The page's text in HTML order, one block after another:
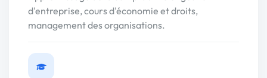
d'entreprise, cours d'économie et droits,
management des organisations.